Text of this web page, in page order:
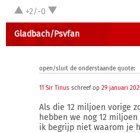
+2/-0
Gladbach/Psvfan
open/sluit de onderstaande quote:
11 Sir Tinus schreef op29 januari
Als die 12 miljoen vorige
hebben we nog 12
ik begrijp niet waarom je